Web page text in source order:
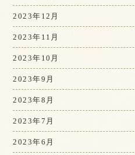
2023年12月
2023年11月
2023年10月
2023年9月
2023年8月
2023年7月
2023年6月